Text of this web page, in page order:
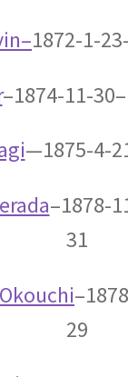
ック‐初稿2020年
い合わせ等もろも
ピックの
す】
人のトマス・メ
in–1872-1-
–1874-11-
—1875-4-
–1878-
31
–
29